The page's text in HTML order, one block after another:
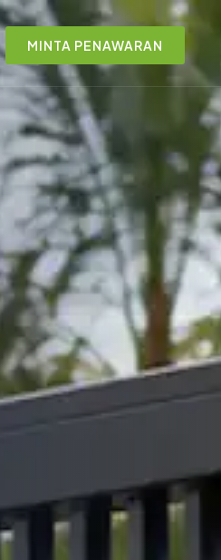
MINTA PENAWARAN